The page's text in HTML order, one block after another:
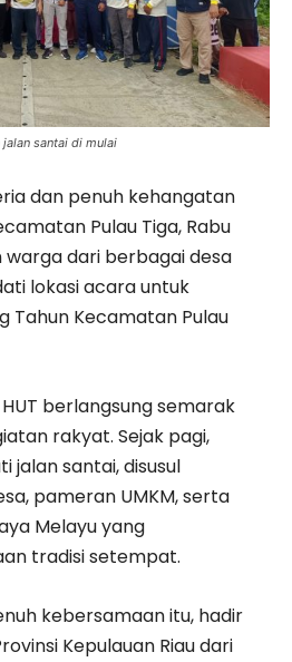
santai di mulai
dan penuh kehangatan
Pulau Tiga, Rabu
warga dari berbagai desa
lokasi acara untuk
Tahun Kecamatan Pulau
berlangsung semarak
rakyat. Sejak pagi,
jalan santai, disusul
pameran UMKM, serta
Melayu yang
tradisi setempat.
kebersamaan itu, hadir
Kepulauan Riau dari